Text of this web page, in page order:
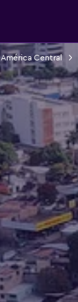
América Central